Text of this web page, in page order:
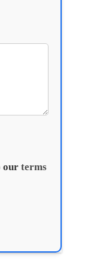
ourterms